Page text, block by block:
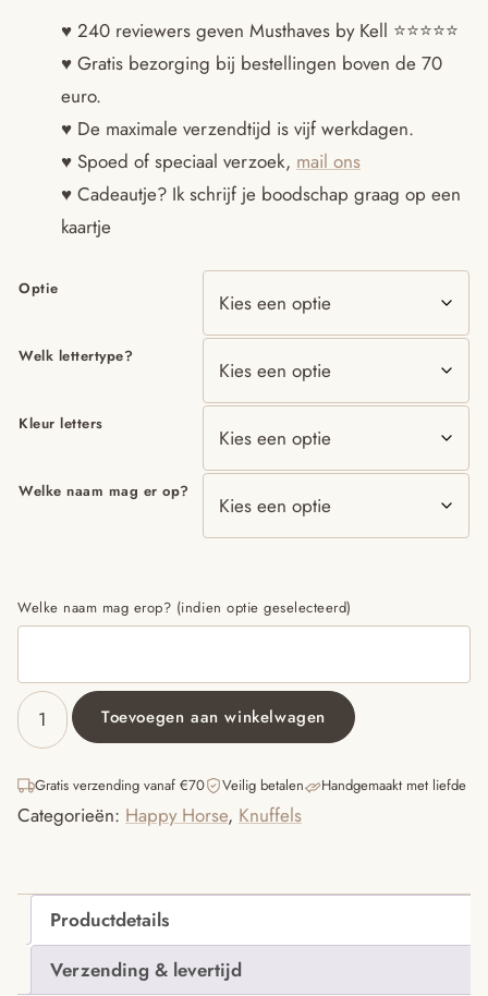
€11.95
tot
€14.95
♥ 240 reviewers geven Musthaves by Kell ⭐️⭐️⭐️⭐️⭐️
♥ Gratis bezorging bij bestellingen boven de 70
euro.
♥ De maximale verzendtijd is vijf werkdagen.
♥ Spoed of speciaal verzoek, mail ons
♥ Cadeautje? Ik schrijf je boodschap graag op een
kaartje
Optie
Welk lettertype?
Kleur letters
Welke naam mag er op?
Welke naam mag erop? (indien optie geselecteerd)
Blue
Monkey
Tuttle
aantal
Toevoegen aan winkelwagen
Gratis verzending vanaf €70 Veilig betalen Handgemaakt met liefde
Categorieën: Happy Horse, Knuffels
Productdetails
Verzending & levertijd